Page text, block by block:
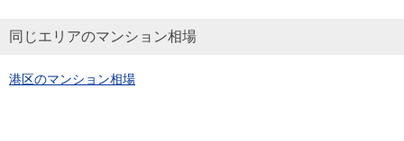
同じエリアのマンション相場
港区のマンション相場